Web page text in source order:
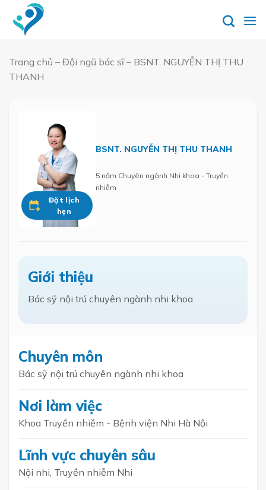
content
Trang chủ – Đội ngũ bác sĩ– BSNT. NGUYỄN THỊ THU
THANH
Đặt lịch
hẹn
BSNT. NGUYỄN THỊ THU THANH
5 năm Chuyên ngành Nhi khoa - Truyền
nhiễm
Giới thiệu
Bác sỹ nội trú chuyên ngành nhi khoa
Chuyên môn
Bác sỹ nội trú chuyên ngành nhi khoa
Nơi làm việc
Khoa Truyền nhiễm - Bệnh viện Nhi Hà Nội
Lĩnh vực chuyên sâu
Nội nhi, Truyền nhiễm Nhi